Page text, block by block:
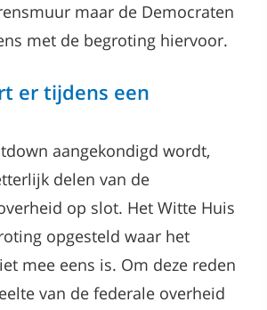
maar de Democraten
met de begroting hiervoor.
er tijdens een
aangekondigd wordt,
delen van de
op slot. Het Witte Huis
opgesteld waar het
mee eens is. Om deze reden
van de federale overheid